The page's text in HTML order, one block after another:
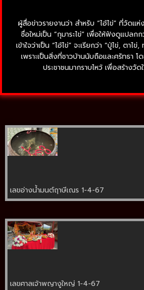
ผู้สื่อข่าวรายงานว่า สำหรับ “ไอ้ไข่” ที่วัดแ
ชื่อใหม่เป็น “กุมาระไข่” เพื่อให้ฟังดูแปล
เข้าใจว่าเป็น “ไอ้ไข่” จะเรียกว่า “ปู่ไข่, ตาไ
เพราะเป็นสิ่งที่ชาวบ้านนับถือและศรัทธา โ
ประชาชนมากราบไหว้ เพื่อสร้างวั
เลขอ่างน้ำมนต์ฤาษีเณร 1-4-67
เลขศาลเจ้าพญางูใหญ่ 1-4-67